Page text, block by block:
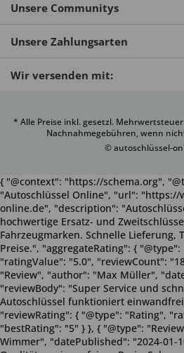
Unsere Communitys
Unsere Zahlungsarten
Wir versenden mit:
* Alle Preise inkl. gesetzl. Mehrwertsteuer
Nachnahmegebühren, wenn
© autoschlüssel-
{ "@context": "https://schema.org",
"Autoschlüssel Online", "url": "https://
online.de", "description":
hochwertige Ersatz- und
Fahrzeugmarken. Schnelle Lieferung,
Preise.", "aggregateRating": {
"ratingValue": "5.0", "reviewCount":
"Review", "author": "Max Müller",
"reviewBody": "Super Service und
Autoschlüssel funktioniert
"reviewRating": { "@type": "Rating",
"bestRating": "5" } }, { "@type":
Wimmer", "datePublished": "2024-01-